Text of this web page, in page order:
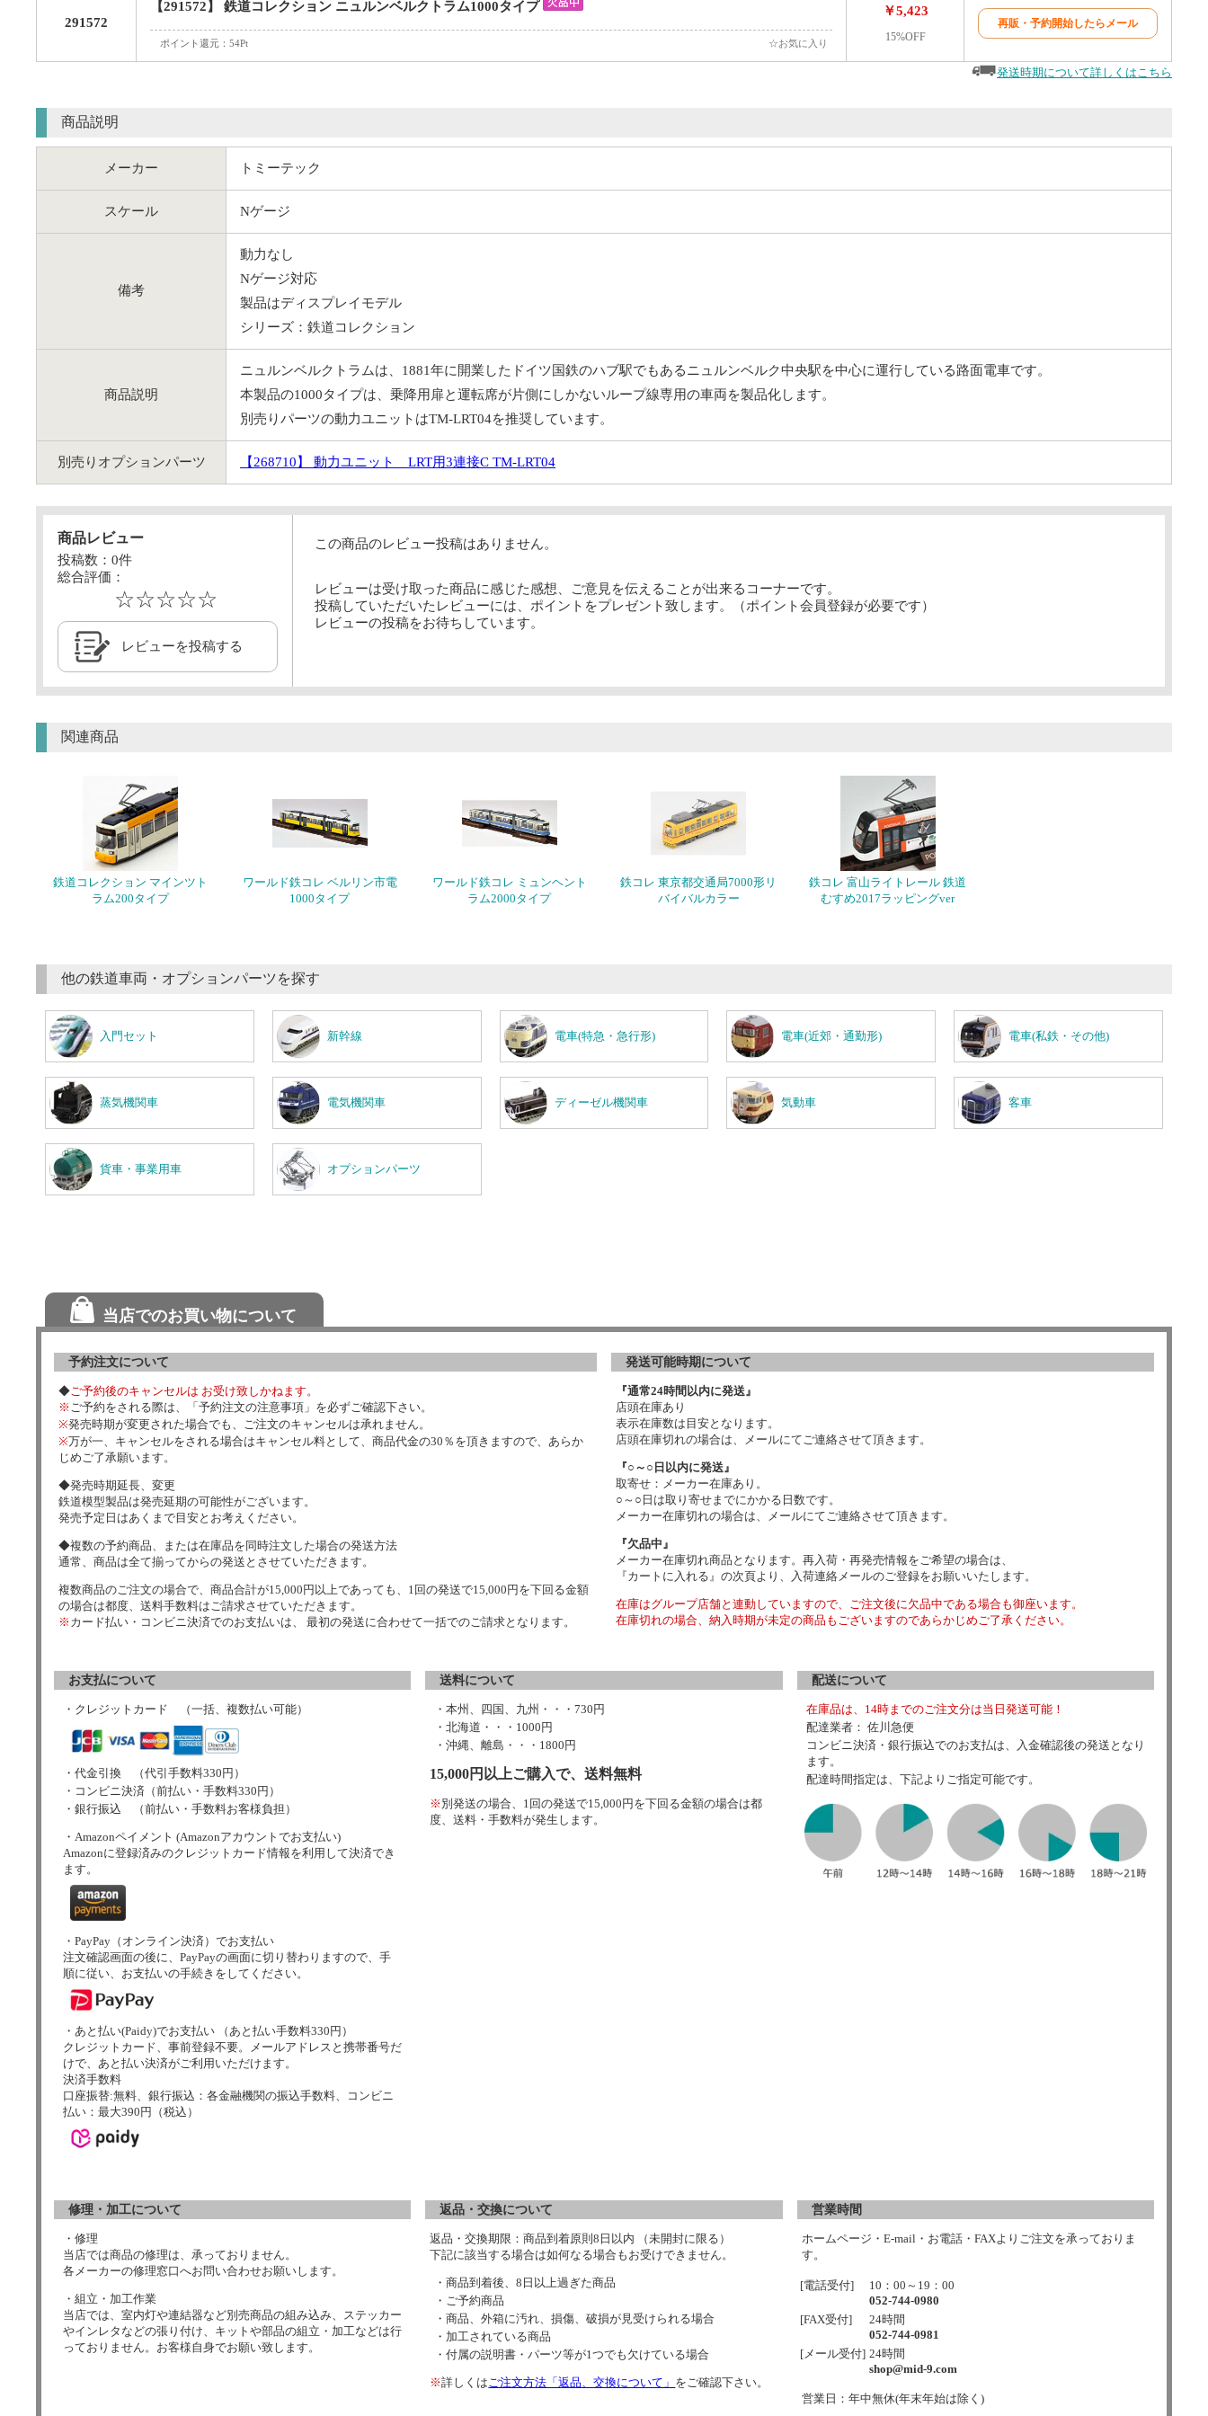
291572
【291572】 鉄道コレクション ニュルンベルクトラム1000タイプ
ポイント還元：54Pt ☆お気に入り
￥5,423
15%OFF
再販・予約開始したらメール
発送時期について詳しくはこちら
商品説明
メーカー トミーテック
スケール Nゲージ
備考
動力なし
Nゲージ対応
製品はディスプレイモデル
シリーズ：鉄道コレクション
商品説明
ニュルンベルクトラムは、1881年に開業したドイツ国鉄のハブ駅でもあるニュルンベルク中央駅を中心に運行している路面電車です。
本製品の1000タイプは、乗降用扉と運転席が片側にしかないループ線専用の車両を製品化します。
別売りパーツの動力ユニットはTM-LRT04を推奨しています。
別売りオプションパーツ 【268710】 動力ユニット LRT用3連接C TM-LRT04
商品レビュー
投稿数： 0件
総合評価：
☆☆☆☆☆
レビューを投稿する
この商品のレビュー投稿はありません。
レビューは受け取った商品に感じた感想、ご意見を伝えることが出来るコーナーです。
投稿していただいたレビューには、ポイントをプレゼント致します。（ポイント会員登録が必要です）
レビューの投稿をお待ちしています。
関連商品
鉄道コレクション マインツト
ラム200タイプ
ワールド鉄コレ ベルリン市電
1000タイプ
ワールド鉄コレ ミュンヘント
ラム2000タイプ
鉄コレ 東京都交通局7000形リ
バイバルカラー
鉄コレ 富山ライトレール 鉄道
むすめ2017ラッピングver
他の鉄道車両・オプションパーツを探す
入門セット 新幹線 電車(特急・急行形) 電車(近郊・通勤形) 電車(私鉄・その他)
蒸気機関車 電気機関車 ディーゼル機関車 気動車 客車
貨車・事業用車 オプションパーツ
当店でのお買い物について
予約注文について
◆ご予約後のキャンセルは お受け致しかねます。
※ ご予約をされる際は、「予約注文の注意事項」を必ずご確認下さい。
※発売時期が変更された場合でも、ご注文のキャンセルは承れません。
※万が一、キャンセルをされる場合はキャンセル料として、商品代金の30％を頂きますので、あらか
じめご了承願います。
◆発売時期延長、変更
鉄道模型製品は発売延期の可能性がございます。
発売予定日はあくまで目安とお考えください。
◆複数の予約商品、または在庫品を同時注文した場合の発送方法
通常、商品は全て揃ってからの発送とさせていただきます。
複数商品のご注文の場合で、商品合計が15,000円以上であっても、1回の発送で15,000円を下回る金額
の場合は都度、送料手数料はご請求させていただきます。
※ カード払い・コンビニ決済でのお支払いは、 最初の発送に合わせて一括でのご請求となります。
発送可能時期について
『通常24時間以内に発送』
店頭在庫あり
表示在庫数は目安となります。
店頭在庫切れの場合は、メールにてご連絡させて頂きます。
『○～○日以内に発送』
取寄せ：メーカー在庫あり。
○～○日は取り寄せまでにかかる日数です。
メーカー在庫切れの場合は、メールにてご連絡させて頂きます。
『欠品中』
メーカー在庫切れ商品となります。再入荷・再発売情報をご希望の場合は、
『カートに入れる』の次頁より、入荷連絡メールのご登録をお願いいたします。
在庫はグループ店舗と連動していますので、ご注文後に欠品中である場合も御座います。
在庫切れの場合、納入時期が未定の商品もございますのであらかじめご了承ください。
お支払について
・クレジットカード （一括、複数払い可能）
・代金引換 （代引手数料330円）
・コンビニ決済（前払い・手数料330円）
・銀行振込 （前払い・手数料お客様負担）
・Amazonペイメント (Amazonアカウントでお支払い)
Amazonに登録済みのクレジットカード情報を利用して決済でき
ます。
・PayPay（オンライン決済）でお支払い
注文確認画面の後に、PayPayの画面に切り替わりますので、手
順に従い、お支払いの手続きをしてください。
・あと払い(Paidy)でお支払い （あと払い手数料330円）
クレジットカード、事前登録不要。メールアドレスと携帯番号だ
けで、あと払い決済がご利用いただけます。
決済手数料
口座振替:無料、銀行振込：各金融機関の振込手数料、コンビニ
払い：最大390円（税込）
送料について
・本州、四国、九州・・・730円
・北海道・・・1000円
・沖縄、離島・・・1800円
15,000円以上ご購入で、送料無料
※ 別発送の場合、1回の発送で15,000円を下回る金額の場合は都
度、送料・手数料が発生します。
配送について
在庫品は、14時までのご注文分は当日発送可能！
配達業者： 佐川急便
コンビニ決済・銀行振込でのお支払は、入金確認後の発送となり
ます。
配達時間指定は、下記よりご指定可能です。
修理・加工について
・修理
当店では商品の修理は、承っておりません。
各メーカーの修理窓口へお問い合わせお願いします。
・組立・加工作業
当店では、室内灯や連結器など別売商品の組み込み、ステッカー
やインレタなどの張り付け、キットや部品の組立・加工などは行
っておりません。お客様自身でお願い致します。
返品・交換について
返品・交換期限：商品到着原則8日以内 （未開封に限る）
下記に該当する場合は如何なる場合もお受けできません。
・商品到着後、8日以上過ぎた商品
・ご予約商品
・商品、外箱に汚れ、損傷、破損が見受けられる場合
・加工されている商品
・付属の説明書・パーツ等が1つでも欠けている場合
※詳しくはご注文方法「返品、交換について」 をご確認下さい。
営業時間
ホームページ・E-mail・お電話・FAXよりご注文を承っておりま
す。
[電話受付]
10：00～19：00
052-744-0980
[FAX受付]
24時間
052-744-0981
[メール受付] 24時間
shop@mid-9.com
営業日：年中無休(年末年始は除く)